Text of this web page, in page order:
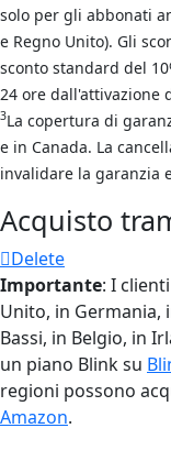
solo per gli abbonati
e Regno Unito). Gli
sconto standard del
24 ore dall'attivazione
3La copertura di
e in Canada. La
invalidare la garanzia
Acquisto
Delete
Importante: I
Unito, in Germania,
Bassi, in Belgio, in
un piano Blink su
regioni possono
Amazon.